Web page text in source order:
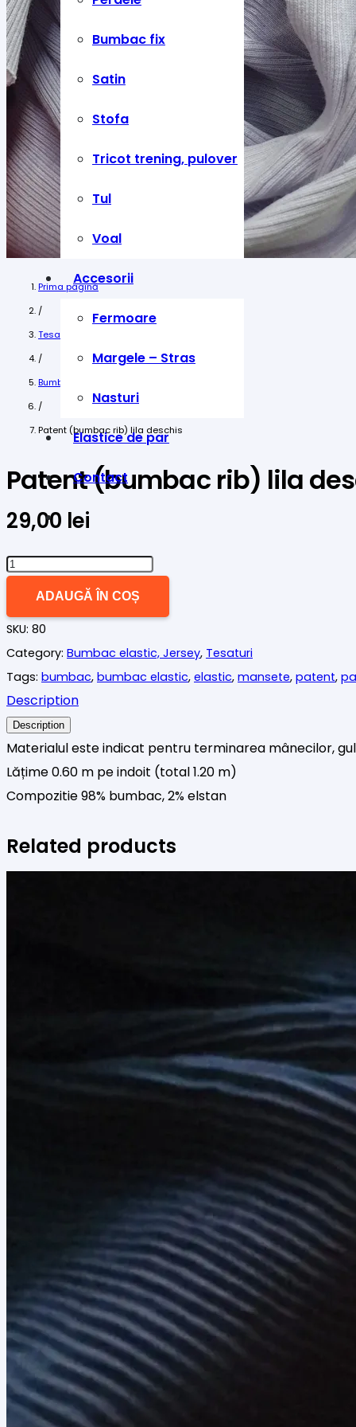
Bumbac fix
Satin
Stofa
Tricot trening, pulover
Tul
Voal
Accesorii
Fermoare
Margele – Stras
Nasturi
Elastice de par
Contact
Prima pagină
/
Tesaturi
/
Bumbac elastic, Jersey
/
Patent (bumbac rib) lila deschis
Patent (bumbac rib) lila
29,00 lei
Cantitate
Patent
(bumbac
rib)
lila
deschis
ADAUGĂ ÎN COȘ
SKU: 80
Category: Bumbac elastic, Jersey, Tesaturi
Tags: bumbac, bumbac elastic, elastic, mansete, patent,
Description
Description
Materialul este indicat pentru terminarea mânecilor,
Lățime 0.60 m pe indoit (total 1.20 m)
Compozitie 98% bumbac, 2% elstan
Related products